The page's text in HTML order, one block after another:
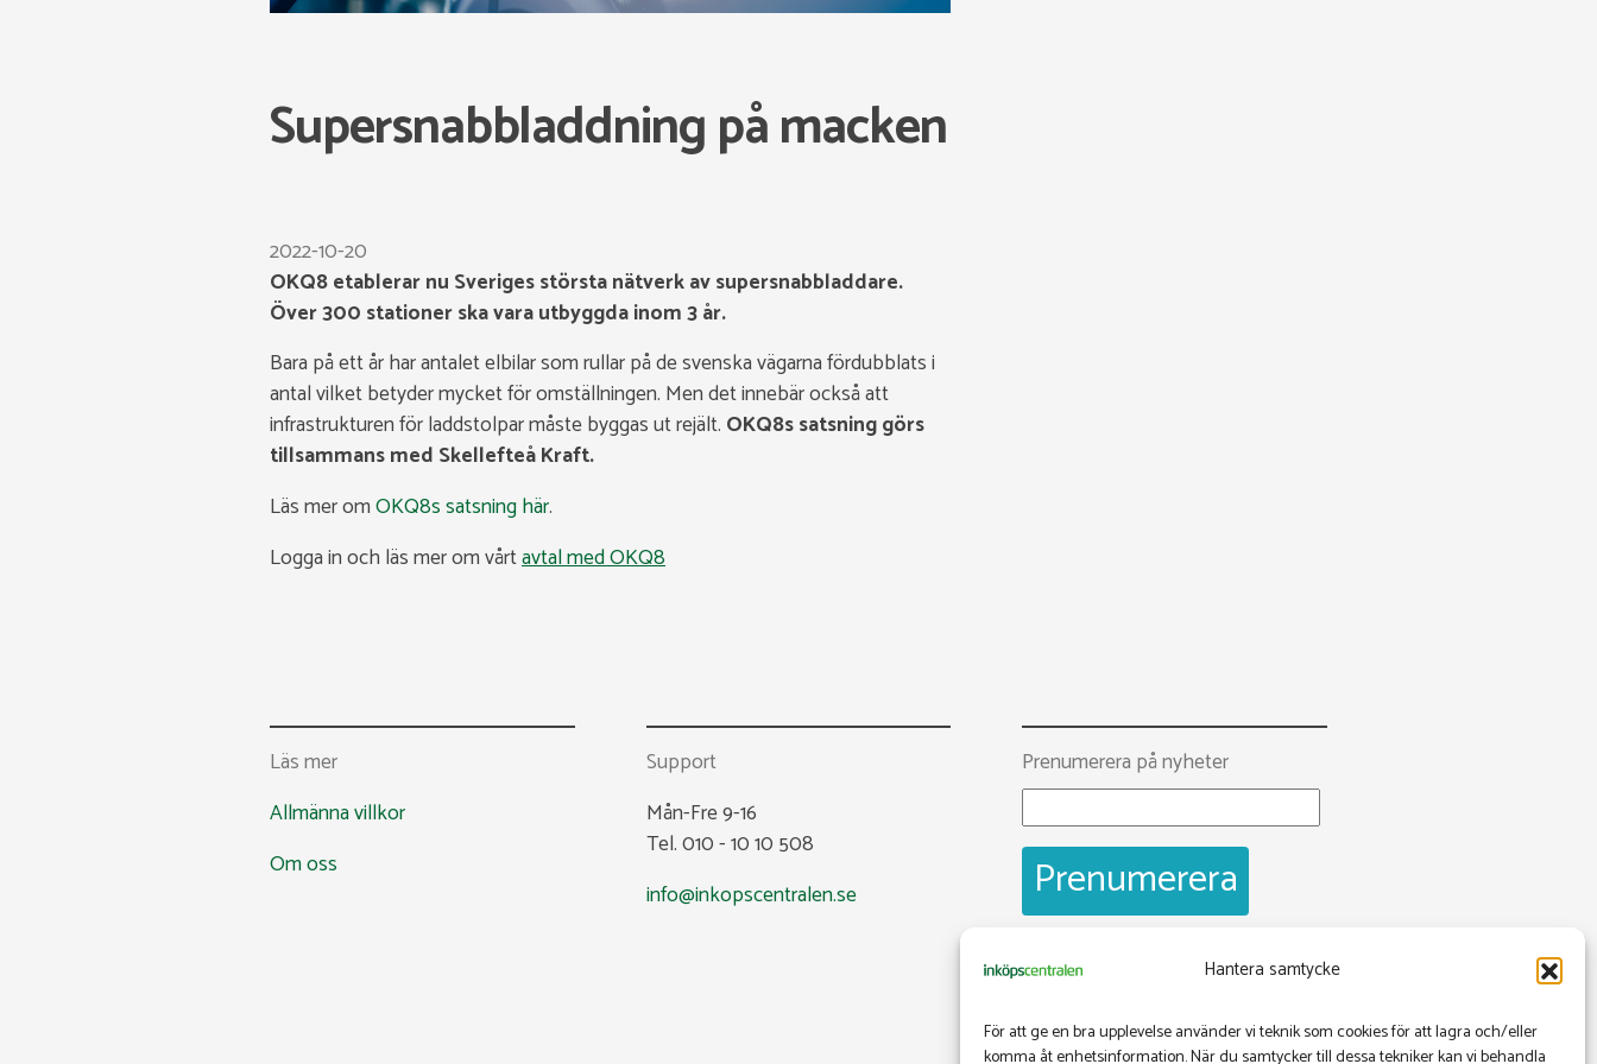
Hantera samtycke
För att ge en bra upplevelse använder vi teknik som cookies för att lagra och/eller
komma åt enhetsinformation. När du samtycker till dessa tekniker kan vi behandla
Supersnabbladdning på macken
2022-10-20
OKQ8 etablerar nu Sveriges största nätverk av supersnabbladdare.
Över 300 stationer ska vara utbyggda inom 3 år.
Bara på ett år har antalet elbilar som rullar på de svenska vägarna fördubblats i
antal vilket betyder mycket för omställningen. Men det innebär också att
infrastrukturen för laddstolpar måste byggas ut rejält. OKQ8s satsning görs
tillsammans med Skellefteå Kraft.
Läs mer omOKQ8s satsning här.
Logga in och läs mer om vårtavtal med OKQ8
Läs mer
Allmänna villkor
Om oss
Support
Mån-Fre 9-16
Tel. 010 - 10 10 508
info@inkopscentralen.se
Prenumerera på nyheter
@inkopscentralen